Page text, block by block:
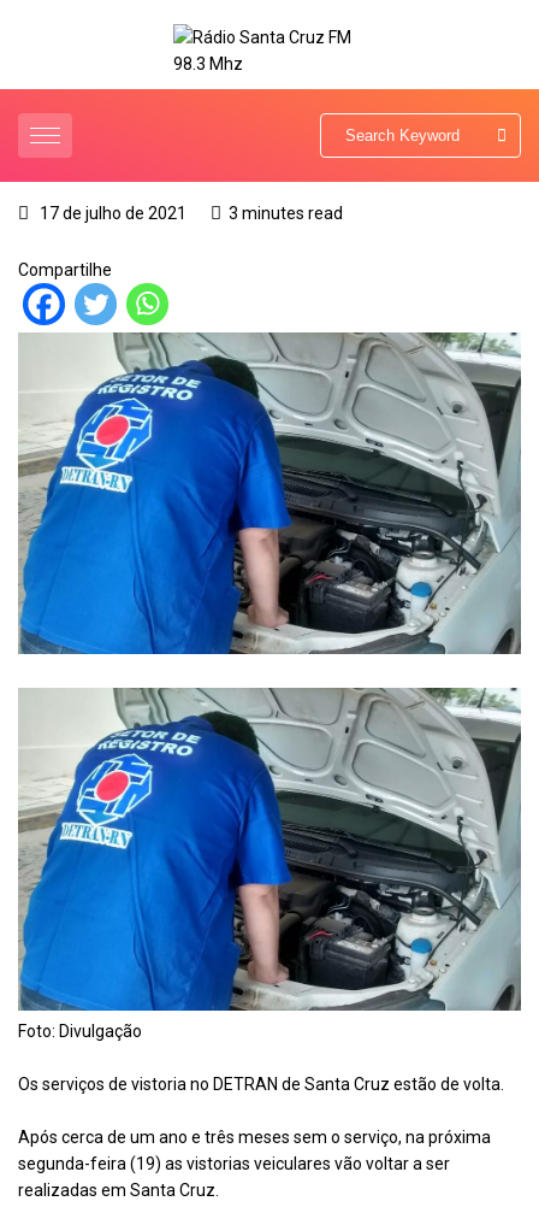
17 de julho de 2021 3 minutes read
Compartilhe
Foto: Divulgação
Os serviços de vistoria no DETRAN de Santa Cruz estão de volta.
Após cerca de um ano e três meses sem o serviço, na próxima
segunda-feira (19) as vistorias veiculares vão voltar a ser
realizadas em Santa Cruz.